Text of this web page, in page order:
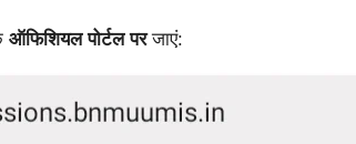
ऑफिशियल पोर्टल परजाएं: